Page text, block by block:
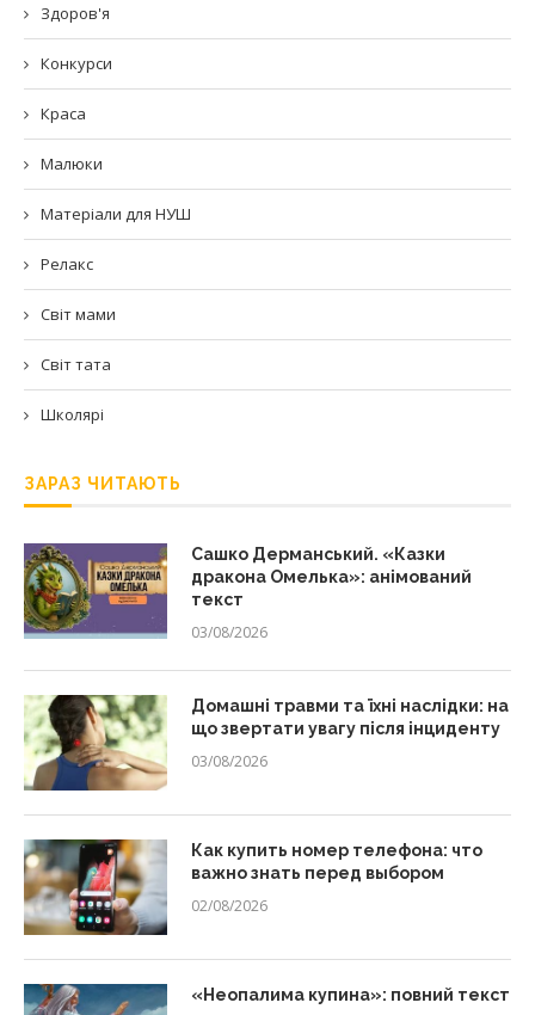
Здоров'я
Конкурси
Краса
Малюки
Матеріали для НУШ
Релакс
Світ мами
Світ тата
Школярі
ЗАРАЗ ЧИТАЮТЬ
Сашко Дерманський. «Казки
дракона Омелька»: анімований
текст
03/08/2026
Домашні травми та їхні наслідки: на
що звертати увагу після інциденту
03/08/2026
Как купить номер телефона: что
важно знать перед выбором
02/08/2026
«Неопалима купина»: повний текст